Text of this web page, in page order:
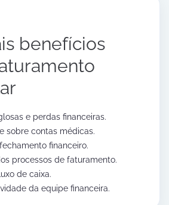
benefícios
e perdas financeiras.
sobre contas médicas.
financeiro.
processos de faturamento.
de caixa.
da equipe financeira.